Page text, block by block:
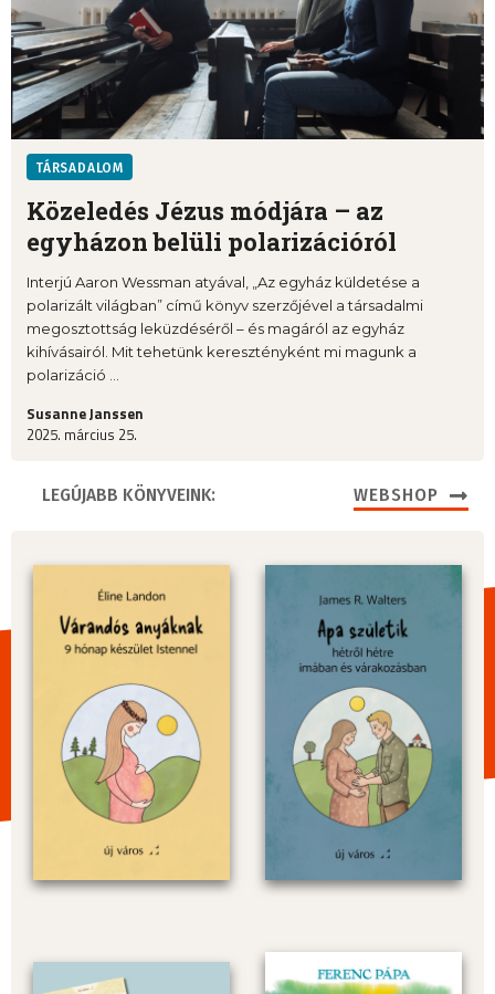
TÁRSADALOM
Közeledés Jézus módjára – az
egyházon belüli polarizációról
Interjú Aaron Wessman atyával, „Az egyház küldetése a
polarizált világban” című könyv szerzőjével a társadalmi
megosztottság leküzdéséről – és magáról az egyház
kihívásairól. Mit tehetünk keresztényként mi magunk a
polarizáció ...
Susanne Janssen
2025. március 25.
LEGÚJABB KÖNYVEINK: WEBSHOP